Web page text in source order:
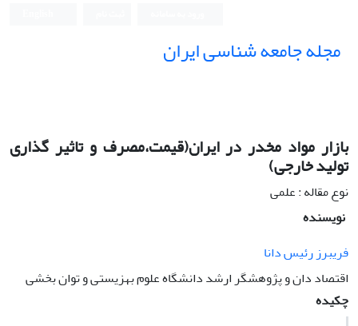
مجله جامعه شناسی ایران
بازار مواد مخدر در ایران(قیمت،مصرف و تاثیر گذاری
تولید خارجی)
نوع مقاله : علمی
نویسنده
فریبرز رئیس دانا
اقتصاد دان و پژوهشگر ارشد دانشگاه علوم بهزیستی و توان بخشی
چکیده